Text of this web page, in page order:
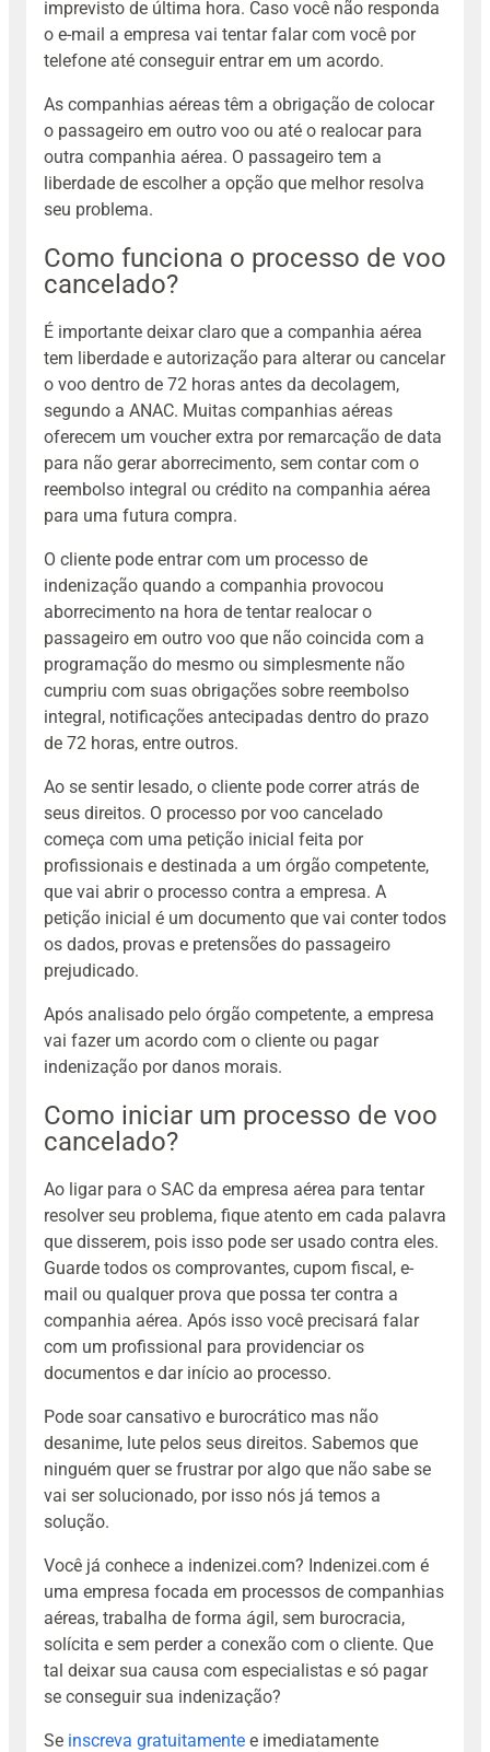
imprevisto de última hora. Caso você não responda
o e-mail a empresa vai tentar falar com você por
telefone até conseguir entrar em um acordo.
As companhias aéreas têm a obrigação de colocar
o passageiro em outro voo ou até o realocar para
outra companhia aérea. O passageiro tem a
liberdade de escolher a opção que melhor resolva
seu problema.
Como funciona o processo de voo
cancelado?
É importante deixar claro que a companhia aérea
tem liberdade e autorização para alterar ou cancelar
o voo dentro de 72 horas antes da decolagem,
segundo a ANAC. Muitas companhias aéreas
oferecem um voucher extra por remarcação de data
para não gerar aborrecimento, sem contar com o
reembolso integral ou crédito na companhia aérea
para uma futura compra.
O cliente pode entrar com um processo de
indenização quando a companhia provocou
aborrecimento na hora de tentar realocar o
passageiro em outro voo que não coincida com a
programação do mesmo ou simplesmente não
cumpriu com suas obrigações sobre reembolso
integral, notificações antecipadas dentro do prazo
de 72 horas, entre outros.
Ao se sentir lesado, o cliente pode correr atrás de
seus direitos. O processo por voo cancelado
começa com uma petição inicial feita por
profissionais e destinada a um órgão competente,
que vai abrir o processo contra a empresa. A
petição inicial é um documento que vai conter todos
os dados, provas e pretensões do passageiro
prejudicado.
Após analisado pelo órgão competente, a empresa
vai fazer um acordo com o cliente ou pagar
indenização por danos morais.
Como iniciar um processo de voo
cancelado?
Ao ligar para o SAC da empresa aérea para tentar
resolver seu problema, fique atento em cada palavra
que disserem, pois isso pode ser usado contra eles.
Guarde todos os comprovantes, cupom fiscal, e-
mail ou qualquer prova que possa ter contra a
companhia aérea. Após isso você precisará falar
com um profissional para providenciar os
documentos e dar início ao processo.
Pode soar cansativo e burocrático mas não
desanime, lute pelos seus direitos. Sabemos que
ninguém quer se frustrar por algo que não sabe se
vai ser solucionado, por isso nós já temos a
solução.
Você já conhece a indenizei.com? Indenizei.com é
uma empresa focada em processos de companhias
aéreas, trabalha de forma ágil, sem burocracia,
solícita e sem perder a conexão com o cliente. Que
tal deixar sua causa com especialistas e só pagar
se conseguir sua indenização?
Se inscreva gratuitamente e imediatamente